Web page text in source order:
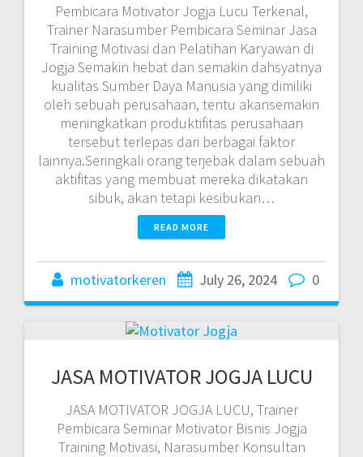
Pembicara Motivator Jogja Lucu Terkenal,
Trainer Narasumber Pembicara Seminar Jasa
Training Motivasi dan Pelatihan Karyawan di
Jogja Semakin hebat dan semakin dahsyatnya
kualitas Sumber Daya Manusia yang dimiliki
oleh sebuah perusahaan, tentu akansemakin
meningkatkan produktifitas perusahaan
tersebut terlepas dari berbagai faktor
lainnya.Seringkali orang terjebak dalam sebuah
aktifitas yang membuat mereka dikatakan
sibuk, akan tetapi kesibukan…
READ MORE
motivatorkeren July 26, 2024 0
JASA MOTIVATOR JOGJA LUCU
JASA MOTIVATOR JOGJA LUCU, Trainer
Pembicara Seminar Motivator Bisnis Jogja
Training Motivasi, Narasumber Konsultan